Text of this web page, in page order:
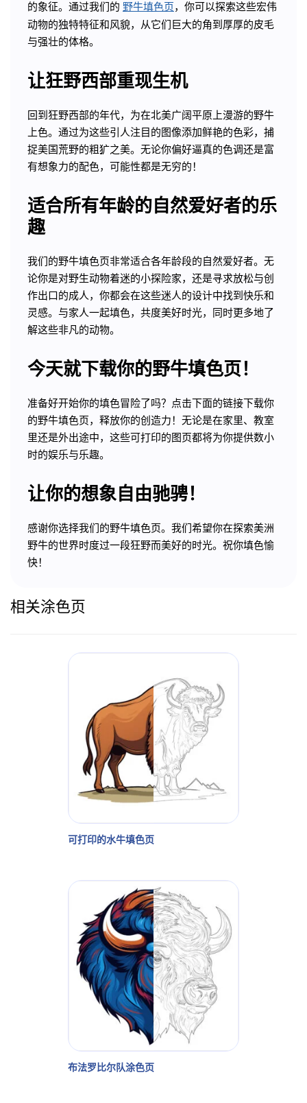
的象征。通过我们的 野牛填色页，你可以探索这些宏伟
动物的独特特征和风貌，从它们巨大的角到厚厚的皮毛
与强壮的体格。
让狂野西部重现生机
回到狂野西部的年代，为在北美广阔平原上漫游的野牛
上色。通过为这些引人注目的图像添加鲜艳的色彩，捕
捉美国荒野的粗犷之美。无论你偏好逼真的色调还是富
有想象力的配色，可能性都是无穷的！
适合所有年龄的自然爱好者的乐
趣
我们的野牛填色页非常适合各年龄段的自然爱好者。无
论你是对野生动物着迷的小探险家，还是寻求放松与创
作出口的成人，你都会在这些迷人的设计中找到快乐和
灵感。与家人一起填色，共度美好时光，同时更多地了
解这些非凡的动物。
今天就下载你的野牛填色页！
准备好开始你的填色冒险了吗？点击下面的链接下载你
的野牛填色页，释放你的创造力！无论是在家里、教室
里还是外出途中，这些可打印的图页都将为你提供数小
时的娱乐与乐趣。
让你的想象自由驰骋！
感谢你选择我们的野牛填色页。我们希望你在探索美洲
野牛的世界时度过一段狂野而美好的时光。祝你填色愉
快！
相关涂色页
可打印的水牛填色页
布法罗比尔队涂色页